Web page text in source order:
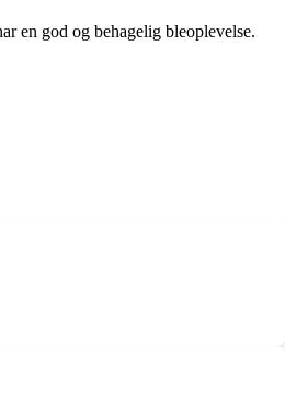
en god og behagelig bleoplevelse.